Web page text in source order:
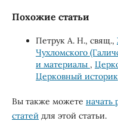
Похожие статьи
Петрук А. Н., свящ.,
Чухломского
и материалы ,
Церковный историк
Вы также можете начать
статей для этой статьи.